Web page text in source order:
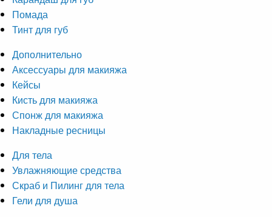
Помада
Тинт для губ
Дополнительно
Аксессуары для макияжа
Кейсы
Кисть для макияжа
Спонж для макияжа
Накладные ресницы
Для тела
Увлажняющие средства
Скраб и Пилинг для тела
Гели для душа